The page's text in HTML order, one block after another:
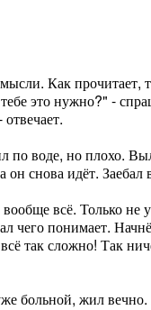
Как прочитает,
это нужно?" -
по воде, но плохо.
он снова идёт. Заебал
всё. Только не
чего понимает.
так сложно! Так
больной, жил